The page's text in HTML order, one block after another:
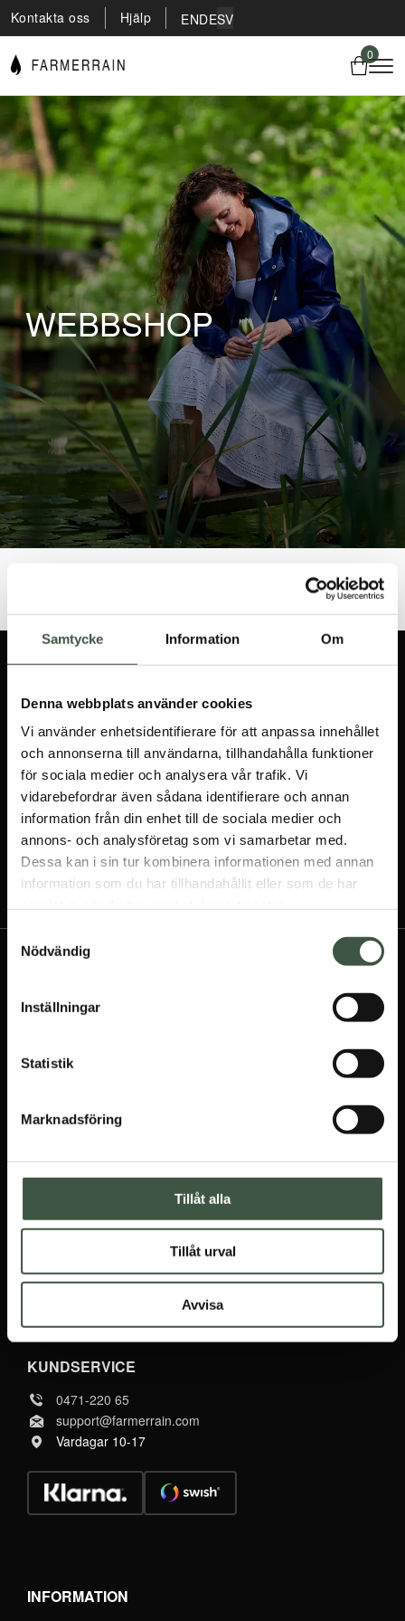
Samtycke Information Om
Denna webbplats använder cookies
Vi använder enhetsidentifierare för att anpassa innehållet
och annonserna till användarna, tillhandahålla funktioner
för sociala medier och analysera vår trafik. Vi
vidarebefordrar även sådana identifierare och annan
information från din enhet till de sociala medier och
annons- och analysföretag som vi samarbetar med.
Dessa kan i sin tur kombinera informationen med annan
information som du har tillhandahållit eller som de har
Samtyckesval
Nödvändig
Inställningar
Statistik
Marknadsföring
Tillåt alla
Tillåt urval
Avvisa
Kontakta oss Hjälp ENDESV
0
WEBBSHOP
NYHETSBREVET
Jag godkännerintegritetspolicyn
Välj regnkläder med kvalité från Farmerrain tillverkade i PVC
miljön!
Tack vare högkvalitativa produkter vill vi bidra till att våra
KUNDSERVICE
0471-220 65
support@farmerrain.com
Vardagar 10-17
INFORMATION